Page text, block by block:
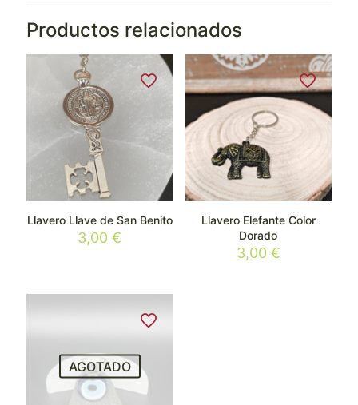
Productos relacionados
Llavero Llave de San Benito
3,00€
Llavero Elefante Color
Dorado
3,00 €
AGOTADO